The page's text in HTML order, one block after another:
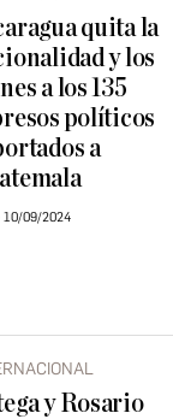
quita la
y los
a los 135
políticos
a
10/09/2024
y Rosario